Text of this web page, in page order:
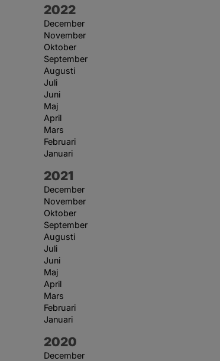
År:
2022
December
November
Oktober
September
Augusti
Juli
Juni
Maj
April
Mars
Februari
Januari
År:
2021
December
November
Oktober
September
Augusti
Juli
Juni
Maj
April
Mars
Februari
Januari
År:
2020
December